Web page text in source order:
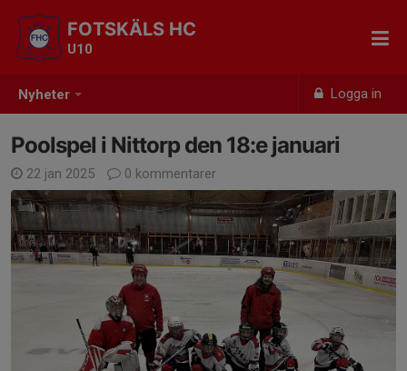
Nyheter Logga in
FOTSKÄLS HC
U10
Poolspel i Nittorp den 18:e januari
22 jan 2025 0 kommentarer